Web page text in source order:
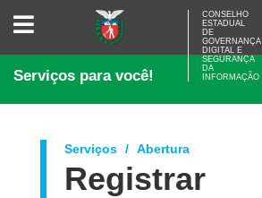
CONSELHO
ESTADUAL
GOVERNANÇA
E
DA
CONSELHO
ESTADUAL
DE
GOVERNANÇA
DIGITAL E
SEGURANÇA
DA
INFORMAÇÃO
Serviços para você!
Serviços Abertura
Registrar